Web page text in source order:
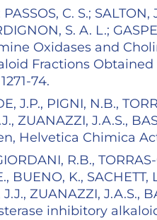
C. S.;
S. A. L.;
Oxidases and
Fractions
74.
J.P., PIGNI, N.B.,
ZUANAZZI, J.A.S.,
Helvetica Chimica
R.B.,
BUENO, K.,
J.J., ZUANAZZI,
inhibitory